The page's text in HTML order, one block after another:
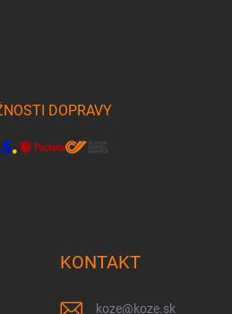
DOPRAVY
KONTAKT
koze@koze.sk